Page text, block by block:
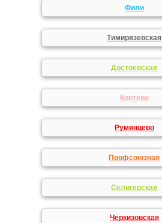
Фили
Тимирязевская
Достоевская
Коптево
Румянцево
Профсоюзная
Селигерская
Черкизовская